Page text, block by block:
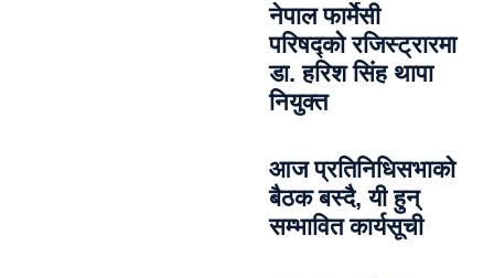
नेपाल फार्मेसी
परिषद्को रजिस्ट्रारमा
डा. हरिश सिंह थापा
नियुक्त
आज प्रतिनिधिसभाको
बैठक बस्दै, यी हुन्
सम्भावित कार्यसूची